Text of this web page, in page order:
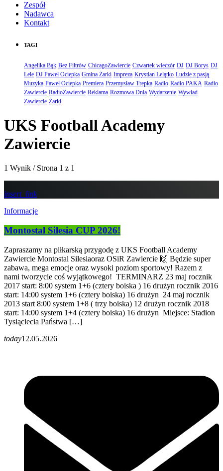
Zespół
Nadawca
Kontakt
TAGI
Angelika Bąk Bez Filtrów ChicagoZawiercie Czwartek wieczór DJ DJ Borys DJ
Lele DJ Paweł Ociepka Gmina Żarki Impreza Krystian Lelątko Ludzie z pasją
Muzyka Paweł Ociepka Premiera Przemysław Trepka Radio Radio PAKA Radio
Zawiercie RadioZawiercie Reklama Rozmowa Dnia Wydarzenie Wywiad
Zawiercie Żarki
UKS Football Academy
Zawiercie
1 Wynik / Strona 1 z 1
insert_link
Informacje
Montostal Silesia CUP 2026!
Zapraszamy na piłkarską przygodę z UKS Football Academy
Zawiercie Montostal Silesiaoraz OSiR Zawiercie 🙌 Będzie super
zabawa, mega emocje oraz wysoki poziom sportowy! Razem z
nami tworzycie coś wyjątkowego! TERMINARZ 23 maj rocznik
2017 start: 8:00 system 1+6 (cztery boiska ) 16 drużyn rocznik 2016
start: 14:00 system 1+6 (cztery boiska) 16 drużyn 24 maj rocznik
2013 start 8:00 system 1+8 ( trzy boiska) 12 drużyn rocznik 2018
start: 14:00 system 1+4 (cztery boiska) 16 drużyn Miejsce: Stadion
Tysiąclecia Państwa […]
today12.05.2026